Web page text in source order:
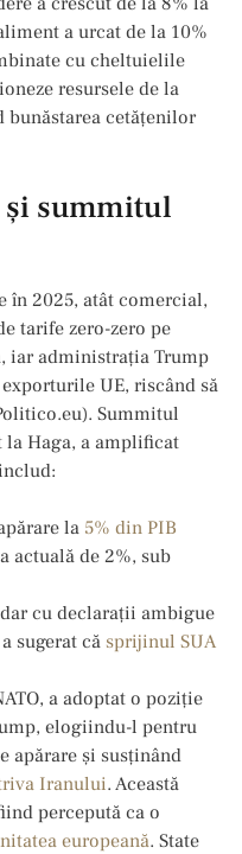
a urcat de la 10%
cu cheltuielile
resursele de la
bunăstarea cetățenilor
și summitul
în 2025, atât comercial,
tarife zero-zero pe
iar administrația Trump
UE, riscând să
Summitul
la Haga, a amplificat
la 5% din PIB
actuală de 2%, sub
cu declarații ambigue
sugerat că sprijinul SUA
a adoptat o poziție
elogiindu-l pentru
apărare și susținând
Iranului. Această
percepută ca o
europeană. State